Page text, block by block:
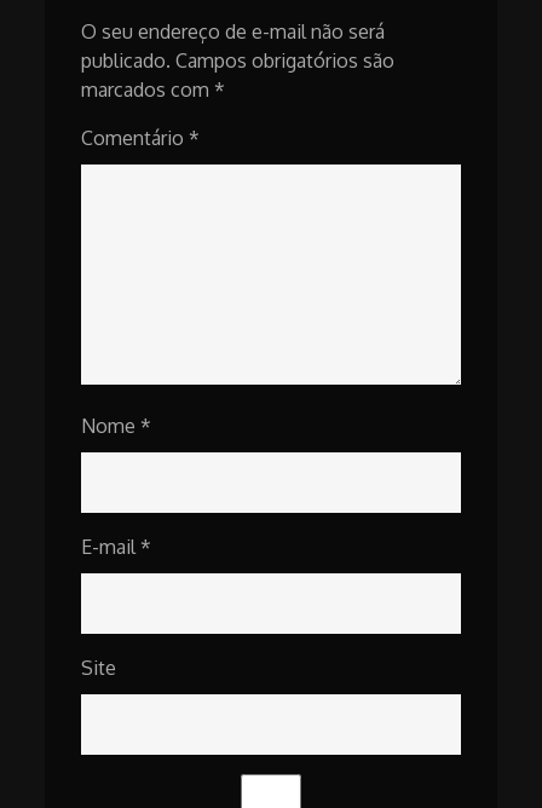
O seu endereço de e-mail não será
publicado. Campos obrigatórios são
marcados com *
Comentário *
Nome *
E-mail *
Site